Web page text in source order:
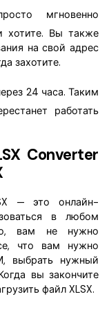
мгновенно
хотите. Вы также
на свой адрес
захотите.
24 часа. Таким
работать
Converter
— это онлайн-
в любом
вам не нужно
что вам нужно
выбрать нужный
вы закончите
файл XLSX.